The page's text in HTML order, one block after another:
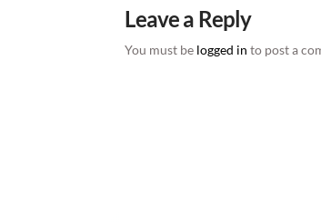
Leave a Reply
You must be logged in to post a